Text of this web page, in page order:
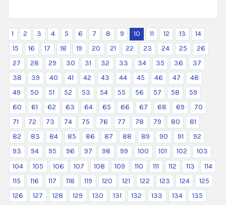
1 2 3 4 5 6 7 8 9 10 11 12 13
14
15
16 17 18 19 20 21 22 23 24 25
26
27
28 29 30 31 32 33 34 35 36
37
38
39 40 41 42 43 44 45 46 47
48
49
50 51 52 53 54 55 56 57 58
59
60
61 62 63 64 65 66 67 68 69
70
71
72 73 74 75 76 77 78 79 80
81
82
83 84 85 86 87 88 89 90 91
92
93
94 95 96 97 98 99 100 101 102
103
104
105 106 107 108 109 110 111 112 113
114
115
116 117 118 119 120 121 122 123 124
125
126
127 128 129 130 131 132 133 134
135